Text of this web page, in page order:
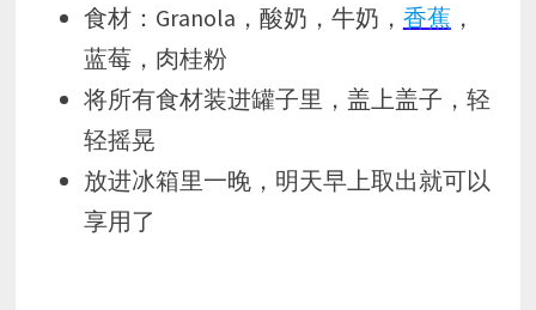
食材：Granola，酸奶，牛奶， 香蕉，
蓝莓，肉桂粉
将所有食材装进罐子里，盖上盖子，轻
轻摇晃
放进冰箱里一晚，明天早上取出就可以
享用了